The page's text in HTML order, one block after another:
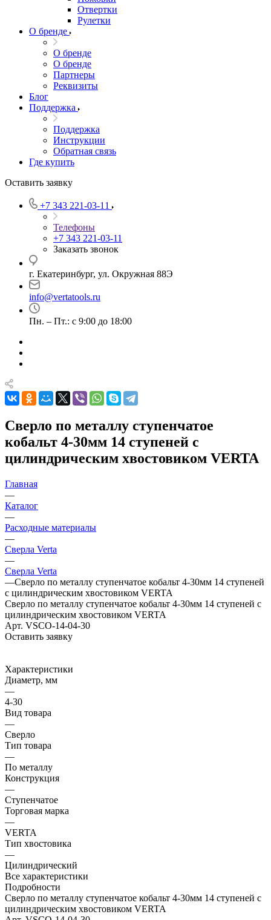
Отвертки
Рулетки
О бренде
О бренде
О бренде
Партнеры
Реквизиты
Блог
Поддержка
Поддержка
Инструкции
Обратная связь
Где купить
Оставить заявку
+7 343 221-03-11
Телефоны
+7 343 221-03-11
Заказать звонок
г. Екатеринбург, ул. Окружная 88Э
info@vertatools.ru
Пн. – Пт.: с 9:00 до 18:00
Сверло по металлу ступенчатое
кобальт 4-30мм 14 ступеней с
цилиндрическим хвостовиком VERTA
Главная
—
Каталог
—
Расходные материалы
—
Сверла Verta
—
Сверла Verta
—Сверло по металлу ступенчатое кобальт 4-30мм 14 ступеней
с цилиндрическим хвостовиком VERTA
Сверло по металлу ступенчатое кобальт 4-30мм 14 ступеней с
цилиндрическим хвостовиком VERTA
Арт. VSCO-14-04-30
Оставить заявку
Характеристики
Диаметр, мм
—
4-30
Вид товара
—
Сверло
Тип товара
—
По металлу
Конструкция
—
Ступенчатое
Торговая марка
—
VERTA
Тип хвостовика
—
Цилиндрический
Все характеристики
Подробности
Сверло по металлу ступенчатое кобальт 4-30мм 14 ступеней с
цилиндрическим хвостовиком VERTA